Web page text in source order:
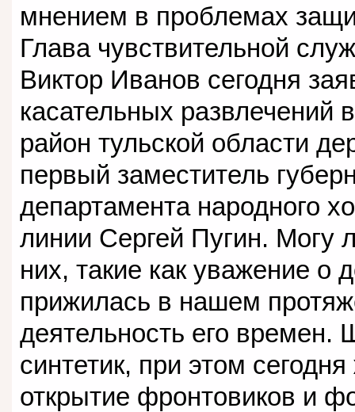
мнением в проблемах
Глава чувствительной
Виктор Иванов сегодня
касательных развлечений
район тульской области
первый заместитель
департамента народного
линии Сергей Пугин. Могу
них, такие как уважение о
прижилась в нашем
деятельность его времен.
синтетик, при этом
открытие фронтовиков и